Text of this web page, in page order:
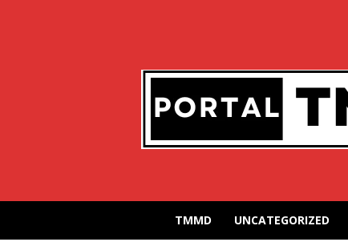
TMMD UNCATEGORIZED